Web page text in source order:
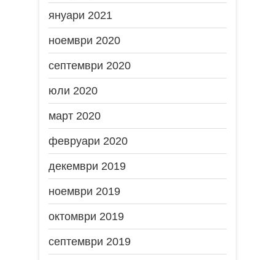
януари 2021
ноември 2020
септември 2020
юли 2020
март 2020
февруари 2020
декември 2019
ноември 2019
октомври 2019
септември 2019